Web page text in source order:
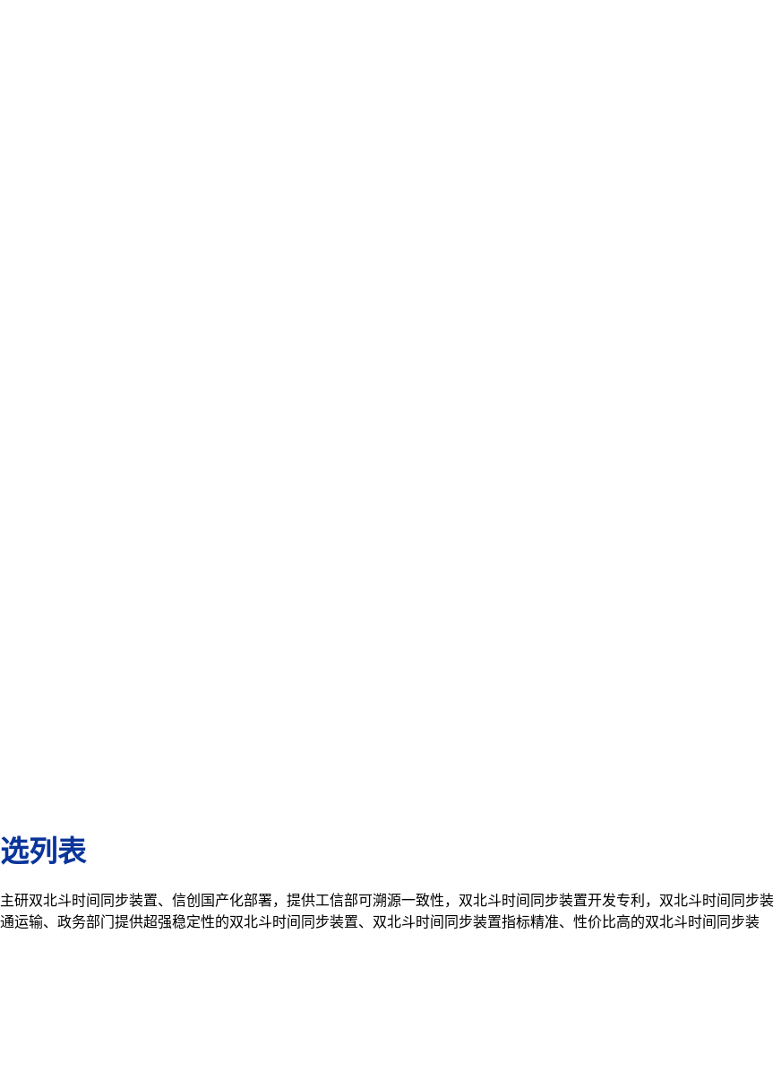
列表
研双北斗时间同步装置、信创国产化部署，提供工信部可溯源一致性，双北斗时间同步装置开发专利，双北斗时间同步装
运输、政务部门提供超强稳定性的双北斗时间同步装置、双北斗时间同步装置指标精准、性价比高的双北斗时间同步装